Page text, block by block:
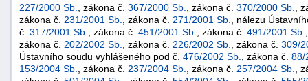
227/2000 Sb.
, zákona č. 367/2000 Sb. , zákona č. 370/2000 Sb.
,
zákona č. 231/2001 Sb. , zákona č. 271/2001 Sb.
, nálezu
č. 317/2001 Sb. , zákona č. 451/2001 Sb. , zákona č. 491/2001 Sb.
zákona č. 202/2002 Sb. , zákona č. 226/2002 Sb. , zákona č. 309/
Ústavního soudu vyhlášeného pod č. 476/2002 Sb. , zákona č. 88/
153/2004 Sb.
, zákona č. 237/2004 Sb. , zákona č. 257/2004 Sb.
,